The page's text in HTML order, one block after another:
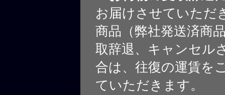
お届けさせていただ
商品（弊社発送済商
取辞退、キャンセル
合は、往復の運賃を
ていただきます。